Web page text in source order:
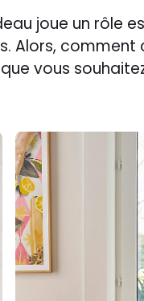
joue un rôle
Alors,
vous